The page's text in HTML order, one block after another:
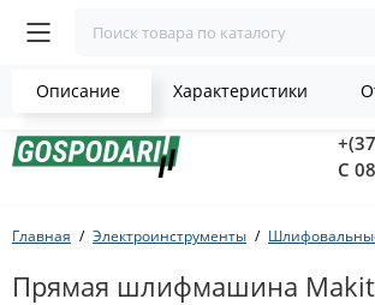
С
Главная Электроинструменты
Прямая шлифмашина
Описание Характеристики